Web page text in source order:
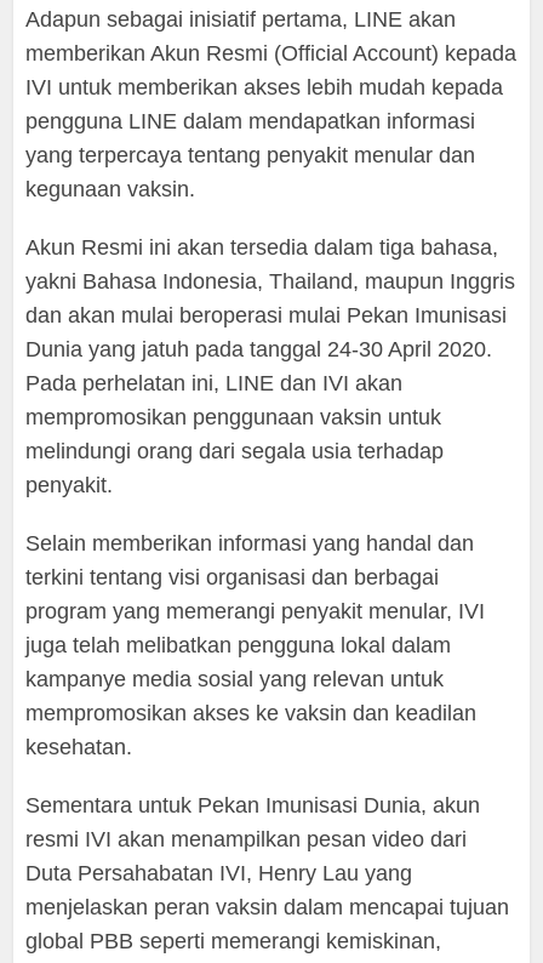
Adapun sebagai inisiatif pertama, LINE akan
memberikan Akun Resmi (Official Account) kepada
IVI untuk memberikan akses lebih mudah kepada
pengguna LINE dalam mendapatkan informasi
yang terpercaya tentang penyakit menular dan
kegunaan vaksin.
Akun Resmi ini akan tersedia dalam tiga bahasa,
yakni Bahasa Indonesia, Thailand, maupun Inggris
dan akan mulai beroperasi mulai Pekan Imunisasi
Dunia yang jatuh pada tanggal 24-30 April 2020.
Pada perhelatan ini, LINE dan IVI akan
mempromosikan penggunaan vaksin untuk
melindungi orang dari segala usia terhadap
penyakit.
Selain memberikan informasi yang handal dan
terkini tentang visi organisasi dan berbagai
program yang memerangi penyakit menular, IVI
juga telah melibatkan pengguna lokal dalam
kampanye media sosial yang relevan untuk
mempromosikan akses ke vaksin dan keadilan
kesehatan.
Sementara untuk Pekan Imunisasi Dunia, akun
resmi IVI akan menampilkan pesan video dari
Duta Persahabatan IVI, Henry Lau yang
menjelaskan peran vaksin dalam mencapai tujuan
global PBB seperti memerangi kemiskinan,